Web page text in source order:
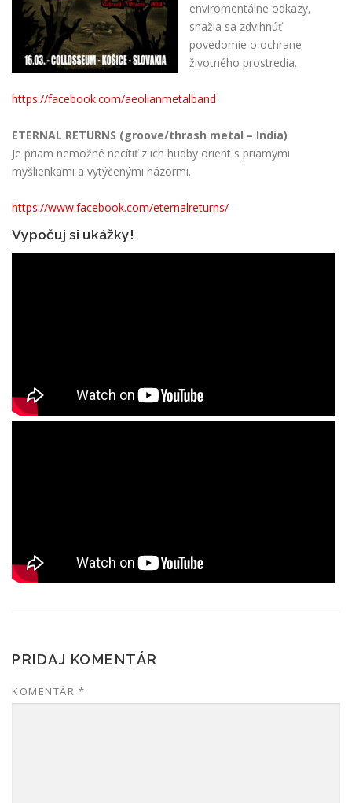
enviromentálne odkazy,
snažia sa zdvihnúť
povedomie o ochrane
životného prostredia.
https://facebook.com/aeolianmetalband
ETERNAL RETURNS (groove/thrash metal – India)
Je priam nemožné necítiť z ich hudby orient s priamymi
myšlienkami a vytýčenými názormi.
https://www.facebook.com/eternalreturns/
Vypočuj si ukážky!
PRIDAJ KOMENTÁR
KOMENTÁR *